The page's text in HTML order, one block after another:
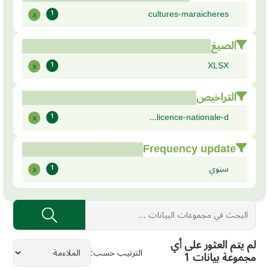
cultures-maraicheres
1
x
الصيغ
XLSX
1
x
التراخيص
licence-nationale-d...
1
x
Frequency update
سنوي 1
x
الترتيب حسب لم يتم العثور على أي
مجموعة بيانات 1